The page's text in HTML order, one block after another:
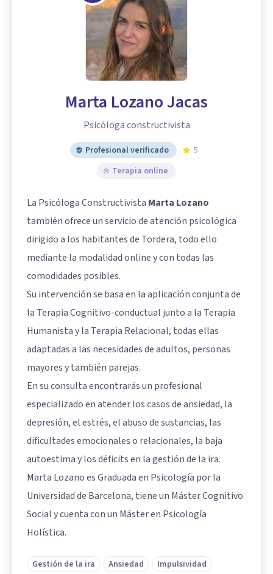
Marta Lozano Jacas
Psicóloga constructivista
Profesional verificado
5
Terapia online
La Psicóloga Constructivista Marta Lozano
también ofrece un servicio de atención psicológica
dirigido a los habitantes de Tordera, todo ello
mediante la modalidad online y con todas las
comodidades posibles.
Su intervención se basa en la aplicación conjunta de
la Terapia Cognitivo-conductual junto a la Terapia
Humanista y la Terapia Relacional, todas ellas
adaptadas a las necesidades de adultos, personas
mayores y también parejas.
En su consulta encontrarás un profesional
especializado en atender los casos de ansiedad, la
depresión, el estrés, el abuso de sustancias, las
dificultades emocionales o relacionales, la baja
autoestima y los déficits en la gestión de la ira.
Marta Lozano es Graduada en Psicología por la
Universidad de Barcelona, tiene un Máster Cognitivo
Social y cuenta con un Máster en Psicología
Holística.
Gestión de la ira Ansiedad
Impulsividad